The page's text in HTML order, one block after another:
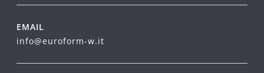
EMAIL
info@euroform-w.it